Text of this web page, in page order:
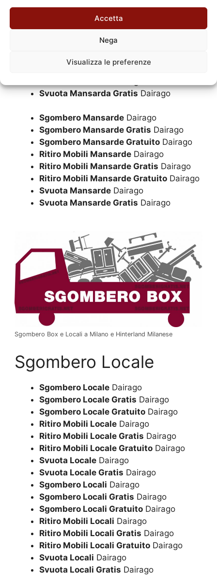
Accetta
Nega
Visualizza le preferenze
Sgombero MansardaDairago
Sgombero Mansarda Gratis
Sgombero Mansarda GratuitoDairago
Ritiro Mobili Mansarda
Ritiro Mobili Mansarda Gratis
Ritiro Mobili Mansarda Gratuito
Svuota Mansarda GratisDairago
Sgombero Mansarde Dairago
Sgombero Mansarde Gratis Dairago
Sgombero Mansarde Gratuito Dairago
Ritiro Mobili Mansarde Dairago
Ritiro Mobili Mansarde Gratis Dairago
Ritiro Mobili Mansarde Gratuito Dairago
Svuota Mansarde Dairago
Svuota Mansarde Gratis Dairago
Sgombero Box e Locali a Milano e Hinterland Milanese
Sgombero Locale
Sgombero Locale Dairago
Sgombero Locale Gratis Dairago
Sgombero Locale Gratuito Dairago
Ritiro Mobili Locale Dairago
Ritiro Mobili Locale Gratis Dairago
Ritiro Mobili Locale Gratuito Dairago
Svuota Locale Dairago
Svuota Locale Gratis Dairago
Sgombero Locali Dairago
Sgombero Locali Gratis Dairago
Sgombero Locali Gratuito Dairago
Ritiro Mobili Locali Dairago
Ritiro Mobili Locali Gratis Dairago
Ritiro Mobili Locali Gratuito Dairago
Svuota Locali Dairago
Svuota Locali Gratis Dairago